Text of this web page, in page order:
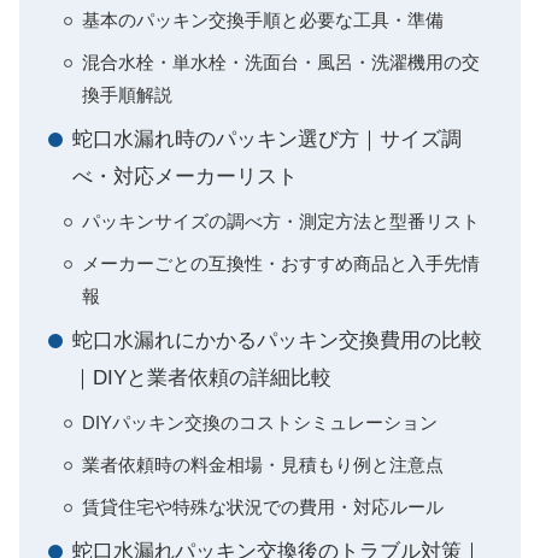
基本のパッキン交換手順と必要な工具・準備
混合水栓・単水栓・洗面台・風呂・洗濯機用の交
換手順解説
蛇口水漏れ時のパッキン選び方｜サイズ調
べ・対応メーカーリスト
パッキンサイズの調べ方・測定方法と型番リスト
メーカーごとの互換性・おすすめ商品と入手先情
報
蛇口水漏れにかかるパッキン交換費用の比較
｜DIYと業者依頼の詳細比較
DIYパッキン交換のコストシミュレーション
業者依頼時の料金相場・見積もり例と注意点
賃貸住宅や特殊な状況での費用・対応ルール
蛇口水漏れパッキン交換後のトラブル対策｜